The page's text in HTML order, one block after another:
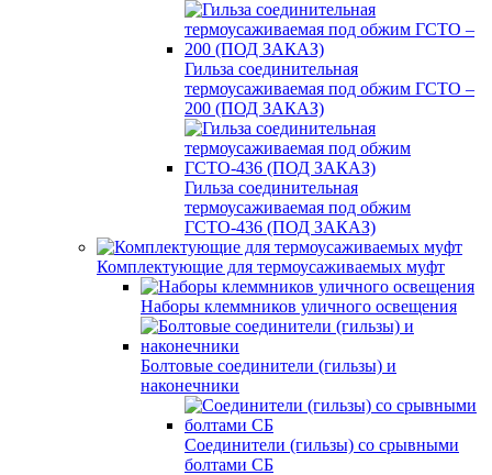
Гильза соединительная
термоусаживаемая под обжим ГСТО –
200 (ПОД ЗАКАЗ)
Гильза соединительная
термоусаживаемая под обжим
ГСТО-436 (ПОД ЗАКАЗ)
Комплектующие для термоусаживаемых муфт
Наборы клеммников уличного освещения
Болтовые соединители (гильзы) и
наконечники
Соединители (гильзы) со срывными
болтами СБ